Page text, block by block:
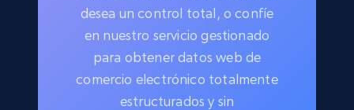
desea un control total, o confíe
en nuestro servicio gestionado
para obtener datos web de
comercio electrónico totalmente
estructurados y sin